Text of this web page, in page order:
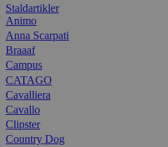
Staldartikler
Animo
Anna Scarpati
Braaaf
Campus
CATAGO
Cavalliera
Cavallo
Clipster
Country Dog